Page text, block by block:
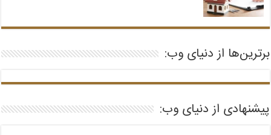
برترین‌ها از دنیای وب:
پیشنهادی از دنیای وب: